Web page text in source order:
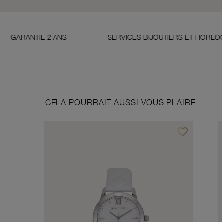
SERVICES BIJOUTIERS ET HORLOGERS
CELA POURRAIT AUSSI VOUS PLAIRE
favorite_borderAjouter à vos